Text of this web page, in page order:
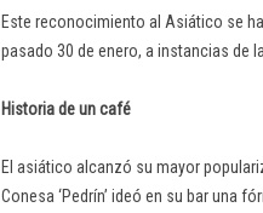
Este reconocimiento al Asiático se
pasado 30 de enero, a instancias de
Historia de un café
El asiático alcanzó su mayor
Conesa ‘Pedrín’ ideó en su bar una